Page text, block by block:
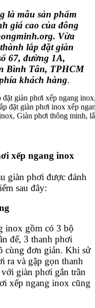
là mẫu sản phẩm
giá cao của đông
. Vừa
lắp đặt giàn
67, đường 1A,
Bình Tân, TPHCM
khách hàng.
xếp ngang inox
giàn phơi được đánh
sau đây:
inox gồm có 3 bộ
đế, 3 thanh phơi
cùng đơn giản. Khi sử
ra và gập gọn thanh
giàn phơi gắn trần
xếp ngang inox cũng